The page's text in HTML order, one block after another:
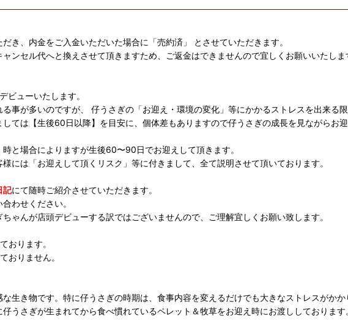
き、内金をご入金いただいた場合に「売約済」 とさせていただきます。
ンセル代へと換えさせて頂きますため、ご返金はできませんので宜しくお願いいたしま
ビューいたします。
事が多いのですが、 仔うさぎの「お迎え・環境の変化」等にかかるストレスを出来る
ては【生後60日以降】を目安に、個体差もありますので仔うさぎの成長を見ながらお
と場合によりますが生後60〜90日でお迎えして頂きます。
には「お迎えして頂くリスク」等に付きまして、全て説明させて頂いております。
記にて随時ご紹介させていただきます。
わせください。
ゃんが店頭デビューする訳ではございませんので、ご理解宜しくお願い致します。
おります。
おりません。
生き物です。特に仔うさぎの時期は、食事内容を変えるだけでも大きなストレスがかか
うさぎが生まれてから食べ慣れているペレット＆牧草をお迎え時にお渡ししております